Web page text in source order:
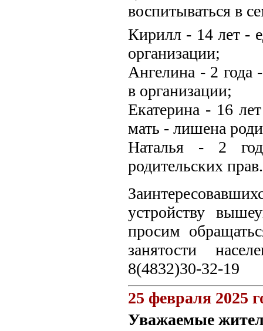
воспитываться в
Кирилл - 14 лет -
организации;
Ангелина - 2 года
в организации;
Екатерина - 16
мать - лишена
Наталья - 2
родительских прав.
устройству
просим
занятости
8(4832)30-32-19
25 февраля 2025
Уважаемые